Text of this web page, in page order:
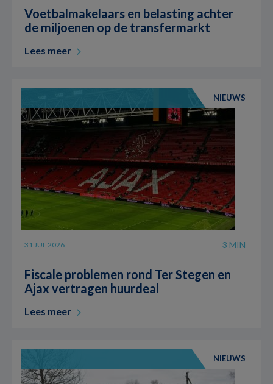
Voetbalmakelaars en belasting achter
de miljoenen op de transfermarkt
Lees meer
NIEUWS
31 JUL 2026 3 MIN
Fiscale problemen rond Ter Stegen en
Ajax vertragen huurdeal
Lees meer
NIEUWS